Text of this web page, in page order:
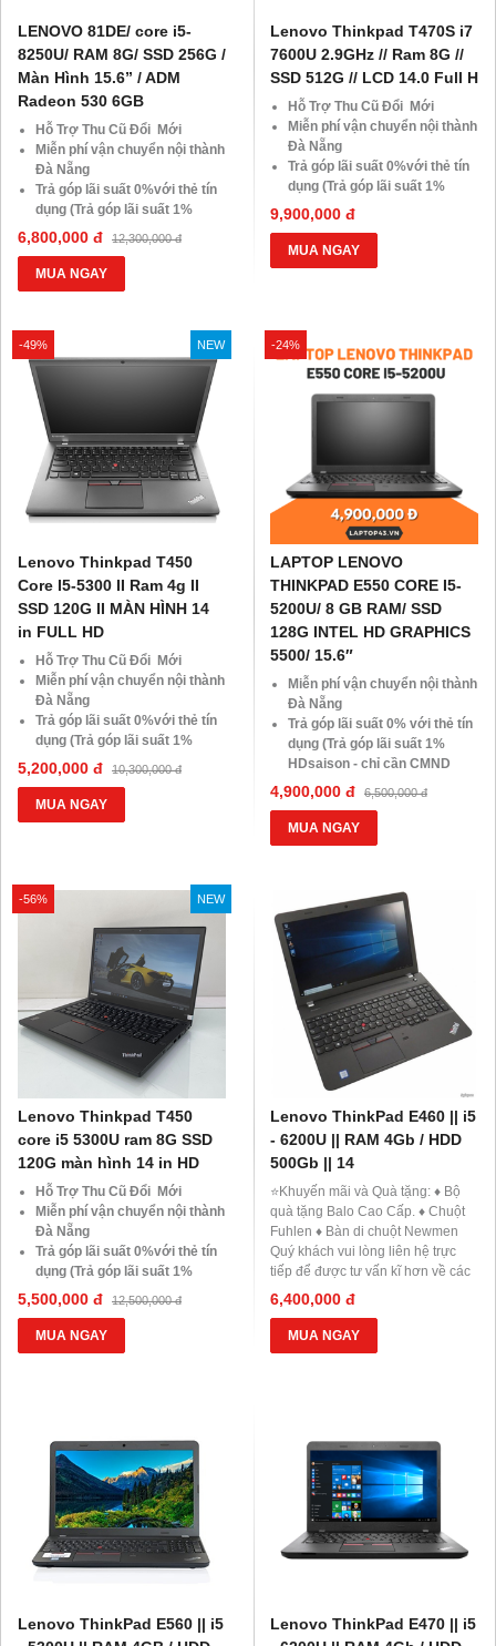
LENOVO 81DE/ core i5-
8250U/ RAM 8G/ SSD 256G /
Màn Hình 15.6” / ADM
Radeon 530 6GB
Hỗ Trợ Thu Cũ Đổi Mới
Miễn phí vận chuyển nội thành
Đà Nẵng
Trả góp lãi suất 0%với thẻ tín
dụng (Trả góp lãi suất 1%
HDsaison - chỉ cần CMND
BLX hoặc hộ khẩu gốc )
Giảm 20%khi nâng cấp Ram-
SSD
khách hàng ở xa, HSSV . Săn
10.000 Voucher Giảm
Giá 500.000đ
6,800,000 đ 12,300,000 đ
MUA NGAY
Lenovo Thinkpad T470S i7
7600U 2.9GHz // Ram 8G //
SSD 512G // LCD 14.0 Full H
Hỗ Trợ Thu Cũ Đổi Mới
Miễn phí vận chuyển nội thành
Đà Nẵng
Trả góp lãi suất 0%với thẻ tín
dụng (Trả góp lãi suất 1%
HDsaison - chỉ cần CMND
BLX hoặc hộ khẩu gốc )
Giảm 20%khi nâng cấp Ram-
SSD
Giá 500.000đ
9,900,000 đ
MUA NGAY
-49% NEW
Lenovo Thinkpad T450
Core I5-5300 II Ram 4g II
SSD 120G II MÀN HÌNH 14
in FULL HD
Hỗ Trợ Thu Cũ Đổi Mới
Miễn phí vận chuyển nội thành
Đà Nẵng
Trả góp lãi suất 0%với thẻ tín
dụng (Trả góp lãi suất 1%
HDsaison - chỉ cần CMND
BLX hoặc hộ khẩu gốc )
Giảm 20%khi nâng cấp Ram-
SSD
Giá 500.000đ
5,200,000 đ 10,300,000 đ
MUA NGAY
-24%
LAPTOP LENOVO
THINKPAD E550 CORE I5-
5200U/ 8 GB RAM/ SSD
128G INTEL HD GRAPHICS
5500/ 15.6″
Miễn phí vận chuyển nội thành
Đà Nẵng
Trả góp lãi suất 0% với thẻ tín
dụng (Trả góp lãi suất 1%
HDsaison - chỉ cần CMND
BLX hoặc hộ khẩu gốc)
Giảm 20% khi nâng cấp Ram-
SSD
Giảm giá trực tiếp đối với
Giá 500.000Đ
4,900,000 đ 6,500,000 đ
MUA NGAY
-56% NEW
Lenovo Thinkpad T450
core i5 5300U ram 8G SSD
120G màn hình 14 in HD
Hỗ Trợ Thu Cũ Đổi Mới
Miễn phí vận chuyển nội thành
Đà Nẵng
Trả góp lãi suất 0%với thẻ tín
dụng (Trả góp lãi suất 1%
HDsaison - chỉ cần CMND
BLX hoặc hộ khẩu gốc )
Giảm 20%khi nâng cấp Ram-
SSD
5,500,000 đ 12,500,000 đ
MUA NGAY
Lenovo ThinkPad E460 || i5
- 6200U || RAM 4Gb / HDD
500Gb || 14
⭐️Khuyến mãi và Quà tặng: ♦ Bộ
quà tặng Balo Cao Cấp. ♦ Chuột
Fuhlen ♦ Bàn di chuột Newmen
Quý khách vui lòng liên hệ trực
tiếp để được tư vấn kĩ hơn về các
chương trình khuyến mãi của
Laptop43.vn ♦ Hotline tư vấn:
083830002 - 0905488054 hoặc
chat với đội tư vấn của
SAISON , MB CREDIT ♦ Thanh
toán tiền mặt, chuyển khoản, quẹt
thẻ ♦ 1 đổi 1 nếu có lỗi NSX
6,400,000 đ
MUA NGAY
Lenovo ThinkPad E560 || i5
Lenovo ThinkPad E470 || i5